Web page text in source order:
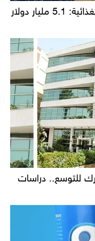
قفزة في صادرات الصناعات الغذائية: 5.1 مليار دولار
للتوسع.. دراسات